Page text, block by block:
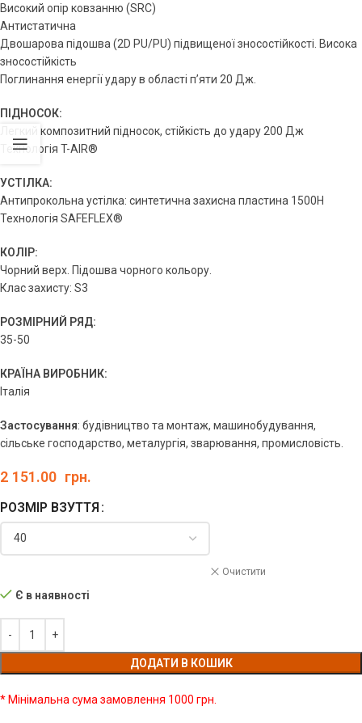
Високий опір ковзанню (SRС)
Антистатична
Двошарова підошва (2D PU/PU) підвищеної зносостійкості. Висока
зносостійкість
Поглинання енергії удару в області п’яти 20 Дж.
ПІДНОСОК:
Легкий композитний підносок, стійкість до удару 200 Дж
Технологія T-AIR®
УСТІЛКА:
Антипрокольна устілка: синтетична захисна пластина 1500Н
Технологія SAFEFLEX®
КОЛІР:
Чорний верх. Підошва чорного кольору.
Клас захисту: S3
РОЗМІРНИЙ РЯД:
35-50
КРАЇНА ВИРОБНИК:
Італія
Застосування: будівництво та монтаж, машинобудування,
сільське господарство, металургія, зварювання, промисловість.
2 151.00 грн.
РОЗМІР ВЗУТТЯ
Очистити
Є в наявності
ДОДАТИ В КОШИК
* Мінімальна сума замовлення 1000 грн.